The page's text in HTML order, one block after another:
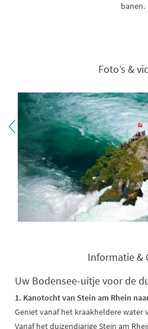
banen.
Foto’s &
Informatie &
Uw Bodensee-uitje voor de
1. Kanotocht van Stein am Rhein
Geniet vanaf het kraakheldere water
Vanaf het duizendjarige Stein am